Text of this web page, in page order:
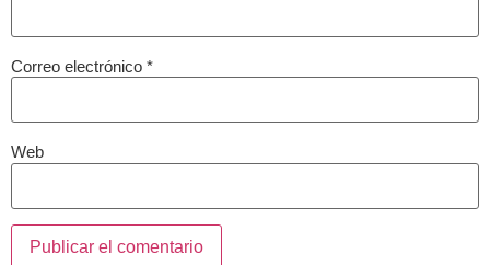
Correo electrónico *
Web